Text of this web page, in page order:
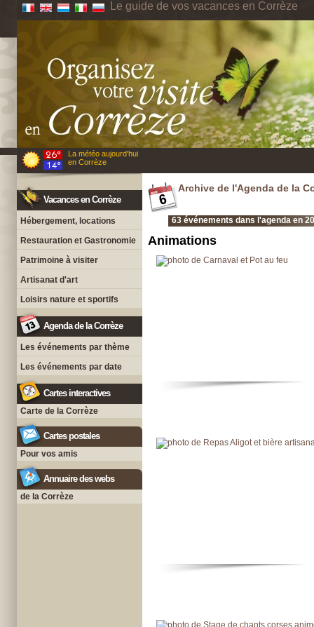
Le guide de vos vacances en Corrèze
La météo aujourd'hui
en Corrèze
Vacances en Corrèze
Hébergement, locations
Restauration et Gastronomie
Patrimoine à visiter
Artisanat d'art
Loisirs nature et sportifs
Agenda de la Corrèze
Les événements par thème
Les événements par date
Cartes interactives
Carte de la Corrèze
Cartes postales
Pour vos amis
Annuaire des webs
de la Corrèze
Archive de l'Agenda de la
63 événements dans l'agenda en
Animations